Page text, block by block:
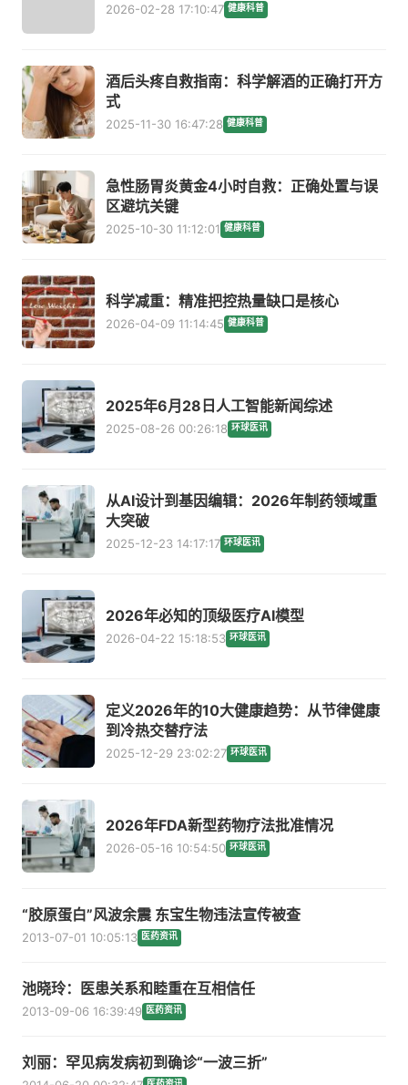
2026-02-28 17:10:47 健康科普
酒后头疼自救指南：科学解酒的正确打开方
式
2025-11-30 16:47:28 健康科普
急性肠胃炎黄金4小时自救：正确处置与误
区避坑关键
2025-10-30 11:12:01 健康科普
科学减重：精准把控热量缺口是核心
2026-04-09 11:14:45 健康科普
2025年6月28日人工智能新闻综述
2025-08-26 00:26:18 环球医讯
从AI设计到基因编辑：2026年制药领域重
大突破
2025-12-23 14:17:17 环球医讯
2026年必知的顶级医疗AI模型
2026-04-22 15:18:53 环球医讯
定义2026年的10大健康趋势：从节律健康
到冷热交替疗法
2025-12-29 23:02:27 环球医讯
2026年FDA新型药物疗法批准情况
2026-05-16 10:54:50 环球医讯
“胶原蛋白”风波余震 东宝生物违法宣传被查
2013-07-01 10:05:13 医药资讯
池晓玲：医患关系和睦重在互相信任
2013-09-06 16:39:49 医药资讯
刘丽：罕见病发病初到确诊“一波三折”